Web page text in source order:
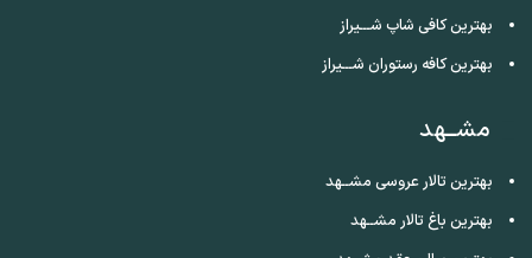
بهترین کافی شاپ شـــیراز
بهترین کافه رستوران شـــیراز
مشــهد
بهترین تالار عروسی مشــهد
بهترین باغ تالار مشــهد